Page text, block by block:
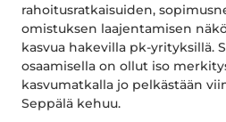
rahoitusratkaisuiden,
omistuksen laajentamisen
kasvua hakevilla pk-yrityksillä.
osaamisella on ollut iso
kasvumatkalla jo pelkästään
Seppälä kehuu.